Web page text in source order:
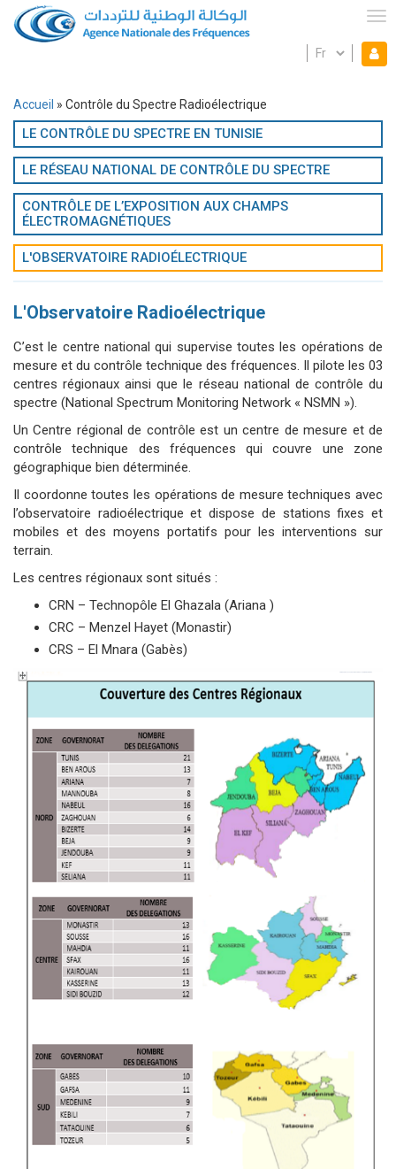
Aller
au
contenu
Mon espace
Select
Fil
d'Ariane
Accueil Contrôle du Spectre Radioélectrique
LE CONTRÔLE DU SPECTRE EN TUNISIE
LE RÉSEAU NATIONAL DE CONTRÔLE DU SPECTRE
CONTRÔLE DE L’EXPOSITION AUX CHAMPS
ÉLECTROMAGNÉTIQUES
L'OBSERVATOIRE RADIOÉLECTRIQUE
L'Observatoire Radioélectrique
C’est le centre national qui supervise toutes les opérations de
mesure et du contrôle technique des fréquences. Il pilote les 03
centres régionaux ainsi que le réseau national de contrôle du
spectre (National Spectrum Monitoring Network « NSMN »).
Un Centre régional de contrôle est un centre de mesure et de
contrôle technique des fréquences qui couvre une zone
géographique bien déterminée.
Il coordonne toutes les opérations de mesure techniques avec
l’observatoire radioélectrique et dispose de stations fixes et
mobiles et des moyens portatifs pour les interventions sur
terrain.
Les centres régionaux sont situés :
CRN – Technopôle El Ghazala (Ariana )
CRC – Menzel Hayet (Monastir)
CRS – El Mnara (Gabès)